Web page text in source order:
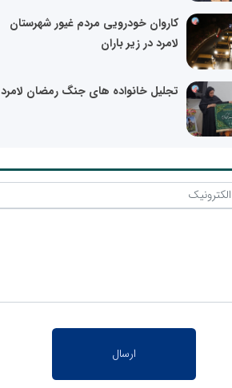
کاروان خودرویی مردم غیور شهرستان
لامرد در زیر باران
تجلیل خانواده های جنگ رمضان لامرد